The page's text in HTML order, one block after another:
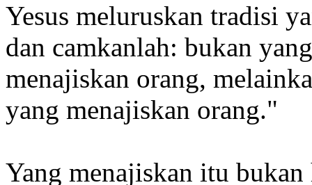
Yesus meluruskan tradisi
dan camkanlah: bukan
menajiskan orang,
yang menajiskan orang."
Yang menajiskan itu